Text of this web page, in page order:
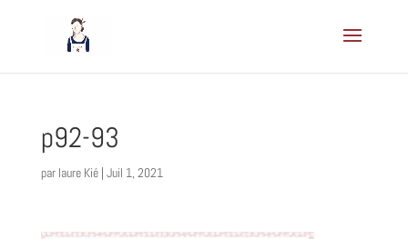
p92-93
par laure Kié| Juil 1, 2021